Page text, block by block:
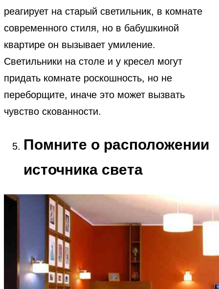
реагирует на старый светильник, в комнате
современного стиля, но в бабушкиной
квартире он вызывает умиление.
Светильники на столе и у кресел могут
придать комнате роскошность, но не
переборщите, иначе это может вызвать
чувство скованности.
Помните о расположении
источника света